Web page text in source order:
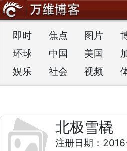
即时 焦点 图片
环球
中国 美国
娱乐
社会 视频
北极雪橇
注册日期：